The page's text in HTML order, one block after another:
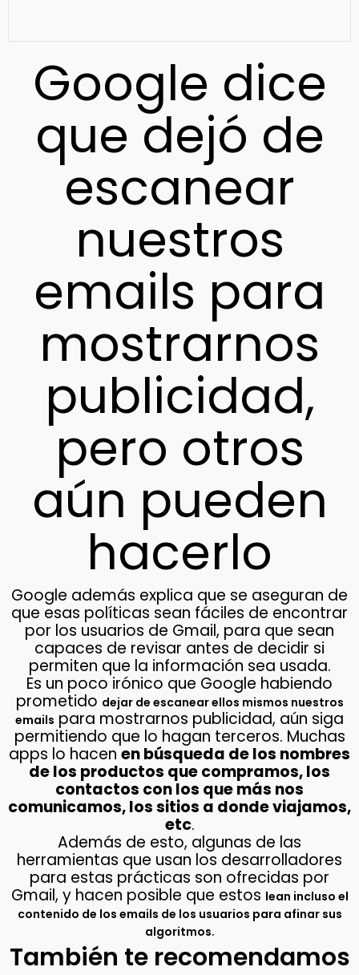
Google dice
que dejó de
escanear
nuestros
emails para
mostrarnos
publicidad,
pero otros
aún pueden
hacerlo
Google además explica que se aseguran de
que esas políticas sean fáciles de encontrar
por los usuarios de Gmail, para que sean
capaces de revisar antes de decidir si
permiten que la información sea usada.
Es un poco irónico que Google habiendo
prometido dejar de escanear ellos mismos nuestros
emails para mostrarnos publicidad, aún siga
permitiendo que lo hagan terceros. Muchas
apps lo hacen en búsqueda de los nombres
de los productos que compramos, los
contactos con los que más nos
comunicamos, los sitios a donde viajamos,
etc.
Además de esto, algunas de las
herramientas que usan los desarrolladores
para estas prácticas son ofrecidas por
Gmail, y hacen posible que estos lean incluso el
contenido de los emails de los usuarios para afinar sus
algoritmos.
También te recomendamos